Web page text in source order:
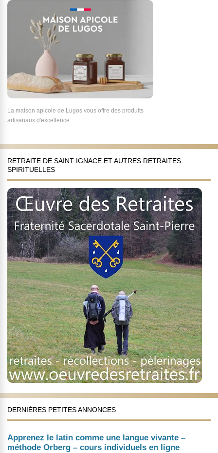
La maison apicole de Lugos vous offre des produits
artisanaux d'excellence.
RETRAITE DE SAINT IGNACE ET AUTRES RETRAITES
SPIRITUELLES
DERNIÈRES PETITES ANNONCES
Apprenez le latin comme une langue vivante –
méthode Orberg – cours individuels en ligne